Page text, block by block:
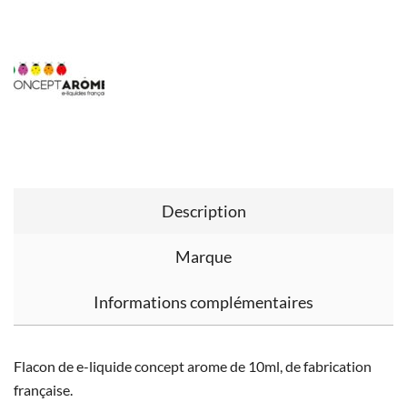
Description
Marque
Informations complémentaires
Flacon de e-liquide concept arome de 10ml, de fabrication
française.